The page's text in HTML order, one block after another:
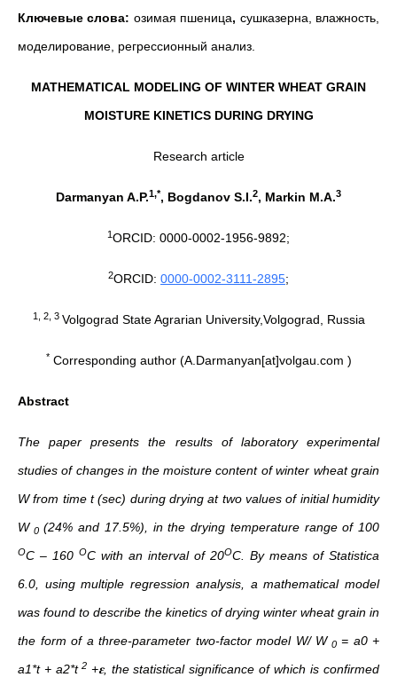
Ключевые слова: озимая пшеница, сушказерна, влажность,
моделирование, регрессионный анализ.
MATHEMATICAL MODELING OF WINTER WHEAT GRAIN
MOISTURE KINETICS DURING DRYING
Research article
Darmanyan A.P.1,*, Bogdanov S.I.2, Markin M.A.3
1ORCID: 0000-0002-1956-9892;
2ORCID: 0000-0002-3111-2895;
1, 2, 3 Volgograd State Agrarian University,Volgograd, Russia
*Corresponding author (A.Darmanyan[at]volgau.com )
Abstract
The paper presents the results of laboratory experimental
studies of changes in the moisture content of winter wheat grain
W from time t (sec) during drying at two values of initial humidity
W 0(24% and 17.5%), in the drying temperature range of 100
OС – 160 OС with an interval of 20OС. By means of Statistica
6.0, using multiple regression analysis, a mathematical model
was found to describe the kinetics of drying winter wheat grain in
the form of a three-parameter two-factor model W/ W 0= a0 +
a1*t + a2*t2+𝛆, the statistical significance of which is confirmed